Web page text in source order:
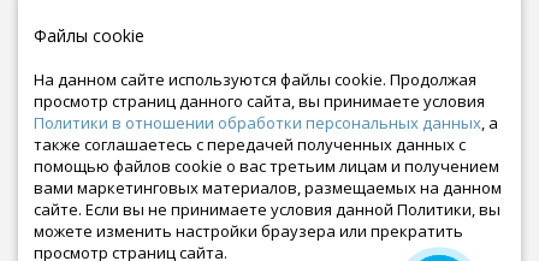
Почта:
crazy-ferma@yandex.ru
Файлы cookie
На данном сайте используются файлы cookie. Продолжая
просмотр страниц данного сайта, вы принимаете условия
Политики в отношении обработки персональных данных, а
также соглашаетесь с передачей полученных данных с
помощью файлов cookie о вас третьим лицам и получением
вами маркетинговых материалов, размещаемых на данном
сайте. Если вы не принимаете условия данной Политики, вы
можете изменить настройки браузера или прекратить
просмотр страниц сайта.